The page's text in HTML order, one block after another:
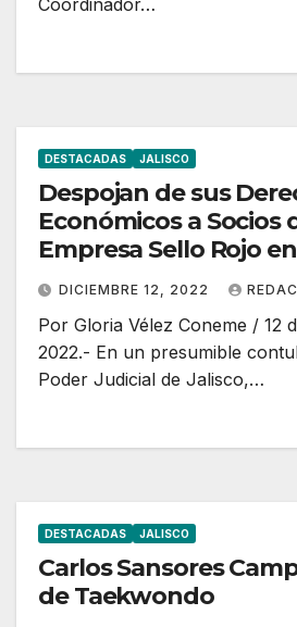
Coordinador…
DESTACADAS JALISCO
Despojan de sus
Económicos a Socios
Empresa Sello Rojo en
Contubernio con el
Judicial de Jalisco.
DICIEMBRE 12, 2022
Por Gloria Vélez Coneme / 12
2022.- En un presumible
Poder Judicial de Jalisco,…
DESTACADAS JALISCO
Carlos Sansores
de Taekwondo